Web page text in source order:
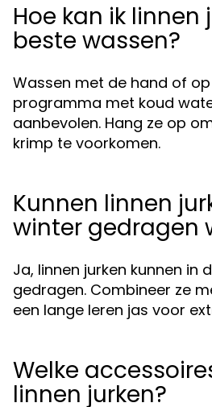
Hoe kan ik linnen
beste wassen?
Wassen met de hand of
programma met koud
aanbevolen. Hang ze op
krimp te voorkomen.
Kunnen linnen
winter gedragen
Ja, linnen jurken kunnen in
gedragen. Combineer ze
een lange leren jas voor
Welke
linnen jurken?